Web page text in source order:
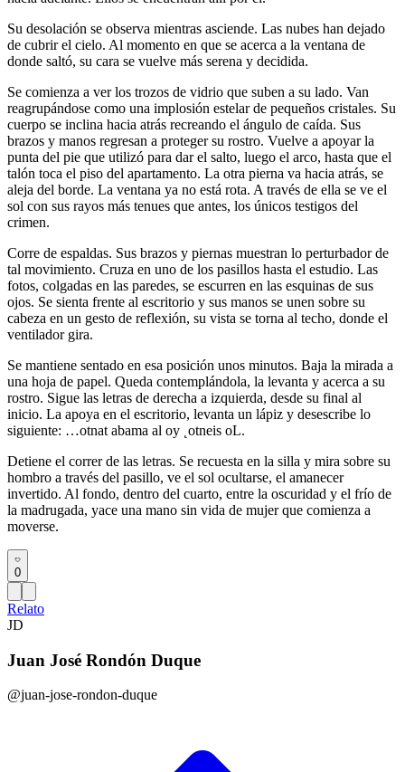
Su desolación se observa mientras asciende. Las nubes han dejado
de cubrir el cielo. Al momento en que se acerca a la ventana de
donde saltó, su cara se vuelve más serena y decidida.
Se comienza a ver los trozos de vidrio que suben a su lado. Van
reagrupándose como una implosión estelar de pequeños cristales. Su
cuerpo se inclina hacia atrás recreando el ángulo de caída. Sus
brazos y manos regresan a proteger su rostro. Vuelve a apoyar la
punta del pie que utilizó para dar el salto, luego el arco, hasta que el
talón toca el piso del apartamento. La otra pierna va hacia atrás, se
aleja del borde. La ventana ya no está rota. A través de ella se ve el
sol con sus rayos más tenues que antes, los únicos testigos del
crimen.
Corre de espaldas. Sus brazos y piernas muestran lo perturbador de
tal movimiento. Cruza en uno de los pasillos hasta el estudio. Las
fotos, colgadas en las paredes, se escurren en las esquinas de sus
ojos. Se sienta frente al escritorio y sus manos se unen sobre su
cabeza en un gesto de reflexión, su vista se torna al techo, donde el
ventilador gira.
Se mantiene sentado en esa posición unos minutos. Baja la mirada a
una hoja de papel. Queda contemplándola, la levanta y acerca a su
rostro. Sigue las letras de derecha a izquierda, desde su final al
inicio. La apoya en el escritorio, levanta un lápiz y desescribe lo
siguiente: …otnat abama al oy ˛otneis oL.
Detiene el correr de las letras. Se recuesta en la silla y mira sobre su
hombro a través del pasillo, ve el sol ocultarse, el amanecer
invertido. Al fondo, dentro del cuarto, entre la oscuridad y el frío de
la madrugada, yace una mano sin vida de mujer que comienza a
moverse.
0
Relato
JD
Juan José Rondón Duque
@juan-jose-rondon-duque